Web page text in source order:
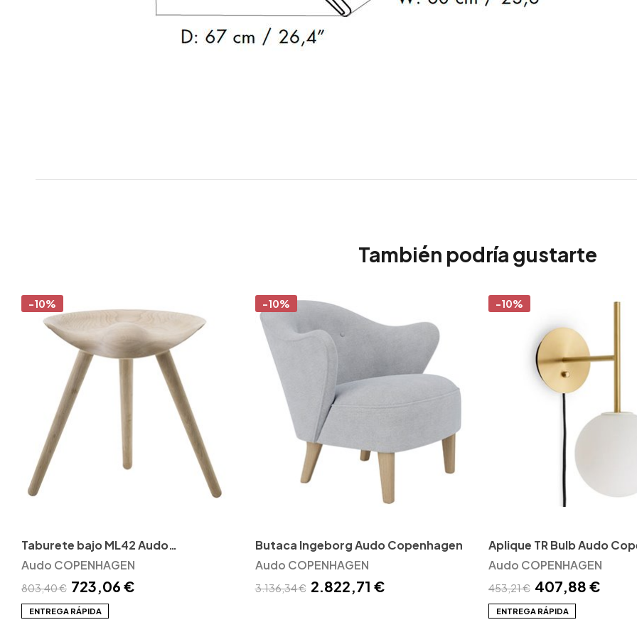
También podría gustarte
-10%
Taburete bajo ML42 Audo
Copenhagen
Audo COPENHAGEN
803,40 € 723,06 €
ENTREGA RÁPIDA
-10%
Butaca Ingeborg Audo Copenhagen
Audo COPENHAGEN
3.136,34 € 2.822,71 €
-10%
Aplique TR Bulb Audo
Audo COPENHAGEN
453,21 € 407,88 €
ENTREGA RÁPIDA